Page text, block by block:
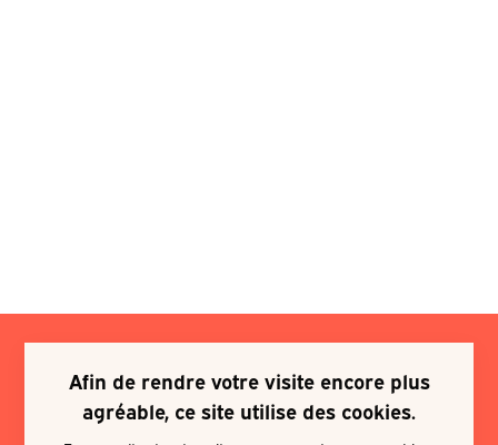
Je souhaite m'inscrire à une
newsletter
Afin de rendre votre visite encore plus
agréable, ce site utilise des cookies.